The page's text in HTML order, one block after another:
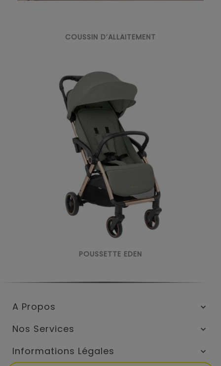
COUSSIN D’ALLAITEMENT
POUSSETTE EDEN
A Propos 
Nos Services 
Informations Légales 